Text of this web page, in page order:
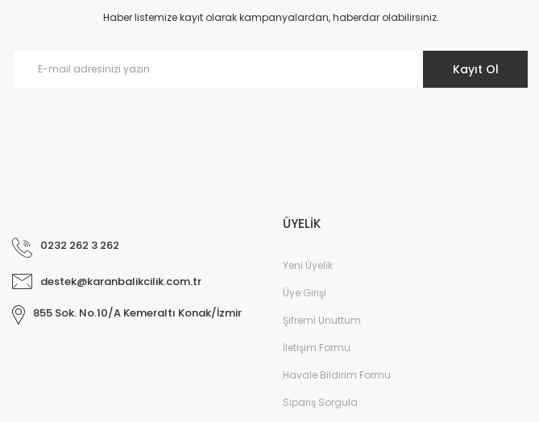
Haber listemize kayıt olarak kampanyalardan, haberdar olabilirsiniz.
Kayıt Ol
0232 262 3 262
destek@karanbalikcilik.com.tr
855 Sok. No.10/A Kemeraltı Konak/İzmir
ÜYELİK
Yeni Üyelik
Üye Girişi
Şifremi Unuttum
İletişim Formu
Havale Bildirim Formu
Sipariş Sorgula